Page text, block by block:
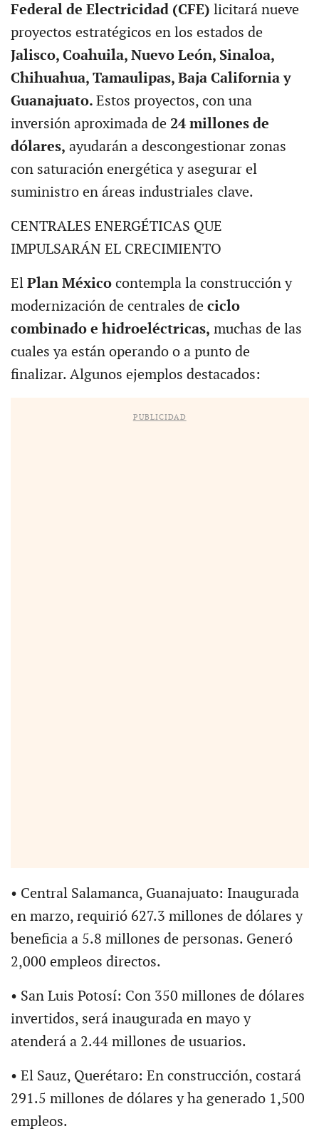
Federal de Electricidad (CFE) licitará nueve
proyectos estratégicos en los estados de
Jalisco, Coahuila, Nuevo León, Sinaloa,
Chihuahua, Tamaulipas, Baja California y
Guanajuato. Estos proyectos, con una
inversión aproximada de 24 millones de
dólares, ayudarán a descongestionar zonas
con saturación energética y asegurar el
suministro en áreas industriales clave.
CENTRALES ENERGÉTICAS QUE
IMPULSARÁN EL CRECIMIENTO
El Plan Méxicocontempla la construcción y
modernización de centrales de ciclo
combinado e hidroeléctricas, muchas de las
cuales ya están operando o a punto de
finalizar. Algunos ejemplos destacados:
PUBLICIDAD
• Central Salamanca, Guanajuato: Inaugurada
en marzo, requirió 627.3 millones de dólares y
beneficia a 5.8 millones de personas. Generó
2,000 empleos directos.
• San Luis Potosí: Con 350 millones de dólares
invertidos, será inaugurada en mayo y
atenderá a 2.44 millones de usuarios.
• El Sauz, Querétaro: En construcción, costará
291.5 millones de dólares y ha generado 1,500
empleos.